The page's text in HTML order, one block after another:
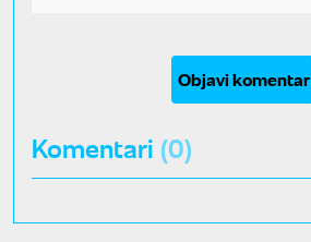
Objavi komentar
Komentari (0)